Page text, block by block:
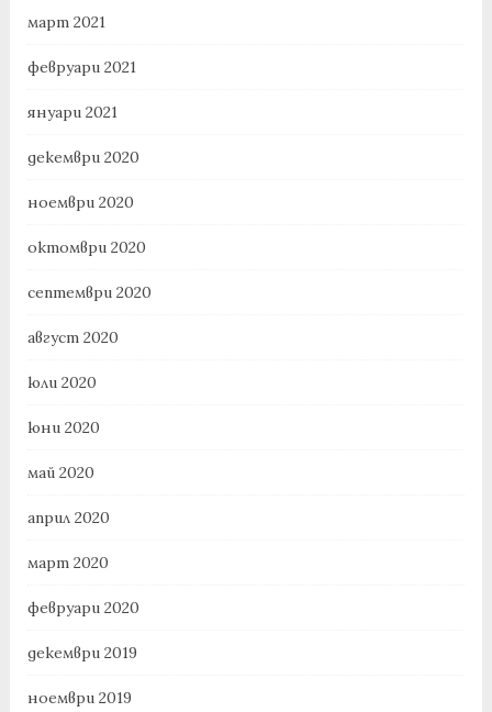
март 2021
февруари 2021
януари 2021
декември 2020
ноември 2020
октомври 2020
септември 2020
август 2020
юли 2020
юни 2020
май 2020
април 2020
март 2020
февруари 2020
декември 2019
ноември 2019